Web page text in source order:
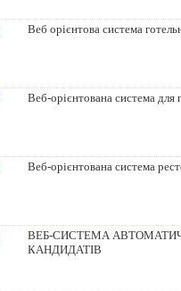
Веб орієнтова система
Веб-орієнтована система для
Веб-орієнтована система
ВЕБ-СИСТЕМА
КАНДИДАТІВ